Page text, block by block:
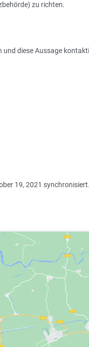
zu richten.
diese Aussage
19, 2021 synchronisiert.